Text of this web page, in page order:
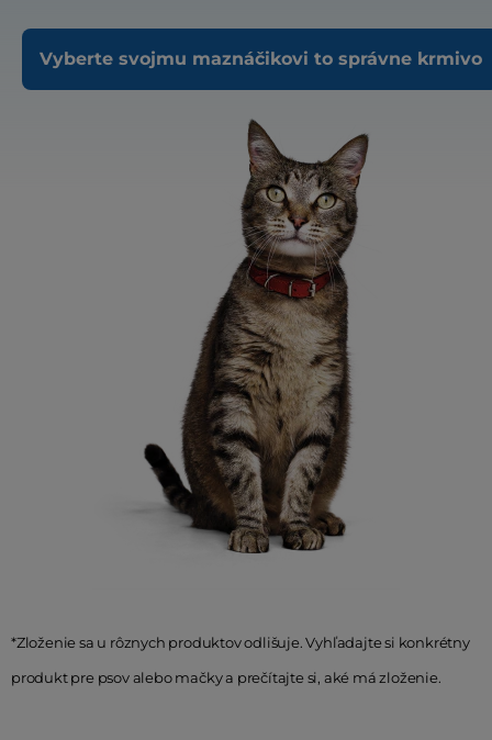
Vyberte svojmu maznáčikovi to správne krmivo
*Zloženie sa u rôznych produktov odlišuje. Vyhľadajte si konkrétny
produkt pre psov alebo mačky a prečítajte si, aké má zloženie.